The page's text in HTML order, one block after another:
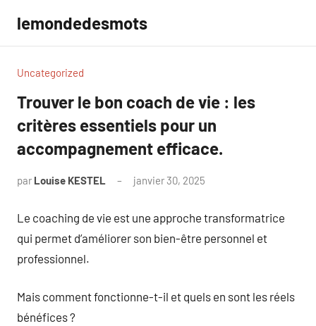
contenu
lemondedesmots
Uncategorized
Trouver le bon coach de vie : les
critères essentiels pour un
accompagnement efficace.
par Louise KESTEL janvier 30, 2025
Le coaching de vie est une approche transformatrice
qui permet d’améliorer son bien-être personnel et
professionnel.
Mais comment fonctionne-t-il et quels en sont les réels
bénéfices ?